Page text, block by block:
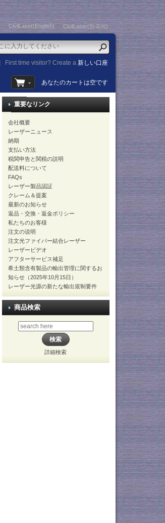
CivilLaser(English) CivilLaser(한국어)
First time visitor? Create a新しい口座
あなたのカートは空です
重要なリンク
会社概要
レーザーニュース
納期
支払い方法
税関申告と関税の説明
配送料について
FAQs
レーザー製品認証
クレーム＆提案
最新のお知らせ
返品・交換・返金ポリシー
私たちのお客様
注文の说明
注文光ファイバー結合レーザー
レーザービデオ
アフターサービス補足
希土類含有製品の輸出管理に関するお
知らせ（2025年10月15日）
レーザー光源の新たな輸出規制要件
商品検索
詳細検索